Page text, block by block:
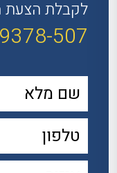
לקבלת הצעת
507